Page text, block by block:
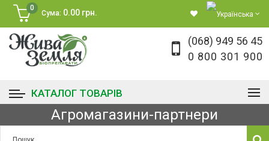
0
Сума: 0.00 грн.
(068) 949 56 45
0 800 301 900
КАТАЛОГ ТОВАРІВ
Агромагазини-партнери